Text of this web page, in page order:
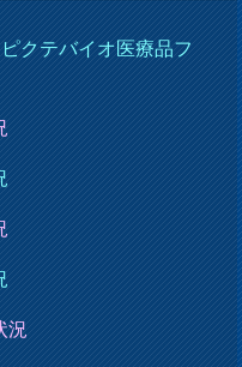
クテバイオ医療品フ
況